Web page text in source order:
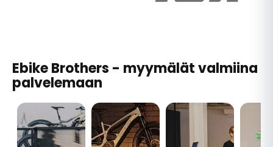
Ebike Brothers - myymälät valmiina
palvelemaan